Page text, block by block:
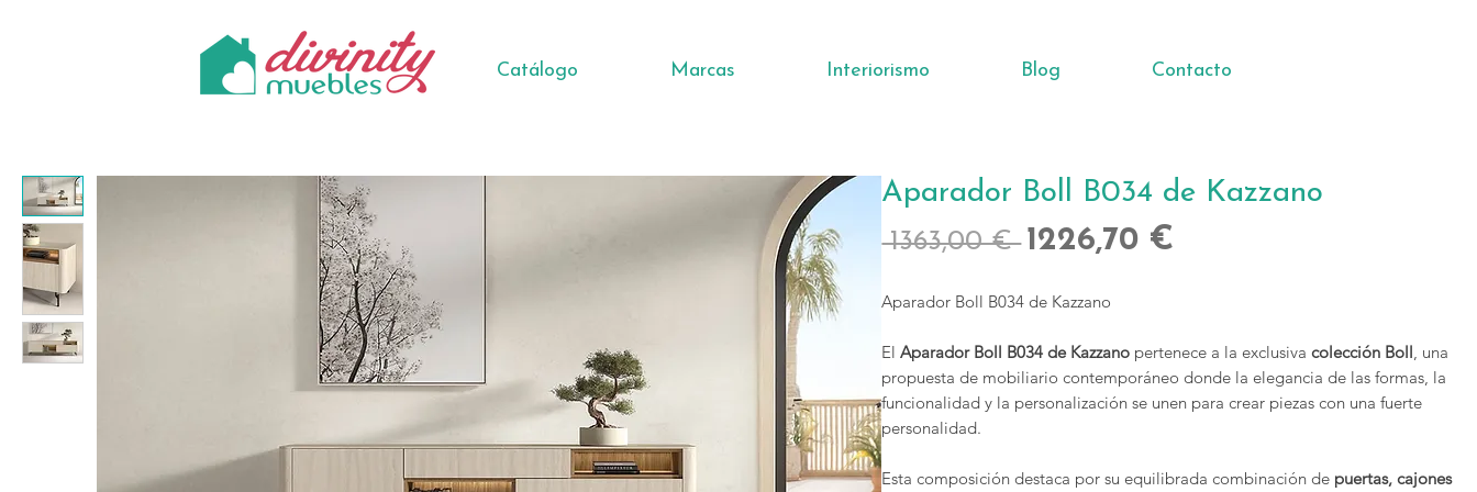
Catálogo Marcas Interiorismo Blog Contacto
Aparador Boll B034 de Kazzano
1363,00 € Precio
1226,70 €
Aparador Boll B034 de Kazzano
ElAparador Boll B034 de Kazzano pertenece a la exclusivacolección Boll, una
propuesta de mobiliario contemporáneo donde la elegancia de las formas, la
funcionalidad y la personalización se unen para crear piezas con una fuerte
personalidad.
Esta composición destaca por su equilibrada combinación de puertas, cajones